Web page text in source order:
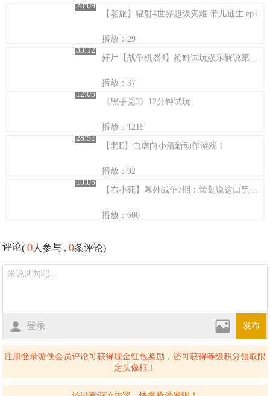
28:09
【老旅】辐射4世界超级灾难 带儿逃生 ep1
播放：29
33:12
好尸【战争机器4】抢鲜试玩娱乐解说第一期，中文配音真给力
播放：37
12:05
《黑手党3》12分钟试玩
播放：1215
28:51
【老E】自虐向小清新动作游戏！
播放：92
10:05
【右小死】幕外战争7期：策划说这口黑锅老子背够了
播放：600
评论(0 人参与 ,0条评论)
登录 发布
注册登录游侠会员评论可获得现金红包奖励，还可获得等级积分领取限
定头像框！